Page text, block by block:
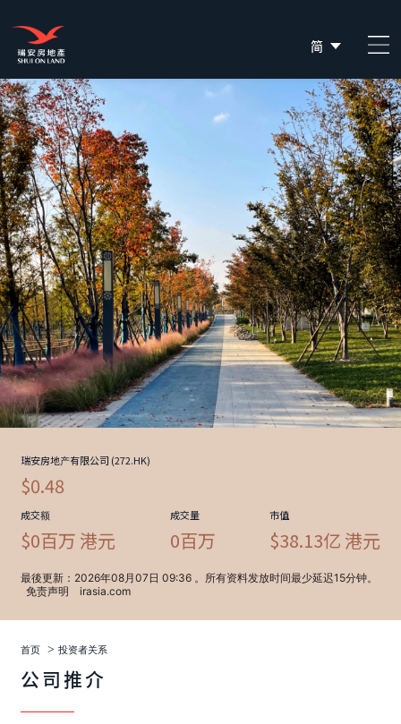
简
EN
繁
首页 > 投资者关系
公司推介